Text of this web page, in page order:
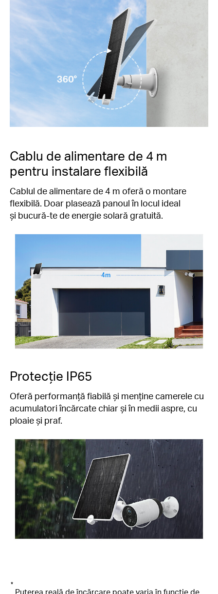
Cablu de alimentare de 4 m
pentru instalare flexibilă
Cablul de alimentare de 4 m oferă o montare
flexibilă. Doar plasează panoul în locul ideal
și bucură-te de energie solară gratuită.
4m
Protecție IP65
Oferă performanță fiabilă și menține camerele cu
acumulatori încărcate chiar și în medii aspre, cu
ploaie și praf.
*